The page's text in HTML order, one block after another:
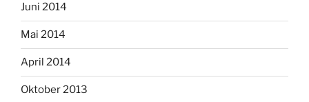
Juni 2014
Mai 2014
April 2014
Oktober 2013